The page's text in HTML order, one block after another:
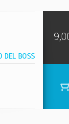
DEL BOSS